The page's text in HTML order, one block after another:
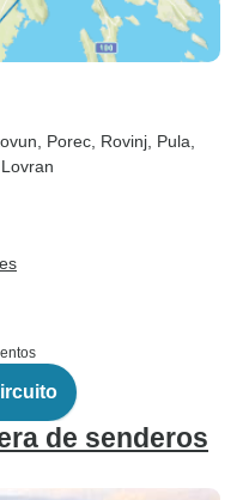
, Porec , Rovinj , Pula
, Lovran
de senderos